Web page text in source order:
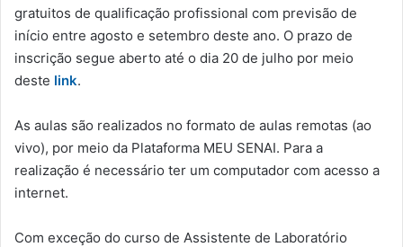
gratuitos de qualificação profissional com previsão de
início entre agosto e setembro deste ano. O prazo de
inscrição segue aberto até o dia 20 de julho por meio
deste link.
As aulas são realizados no formato de aulas remotas (ao
vivo), por meio da Plataforma MEU SENAI. Para a
realização é necessário ter um computador com acesso a
internet.
Com exceção do curso de Assistente de Laboratório